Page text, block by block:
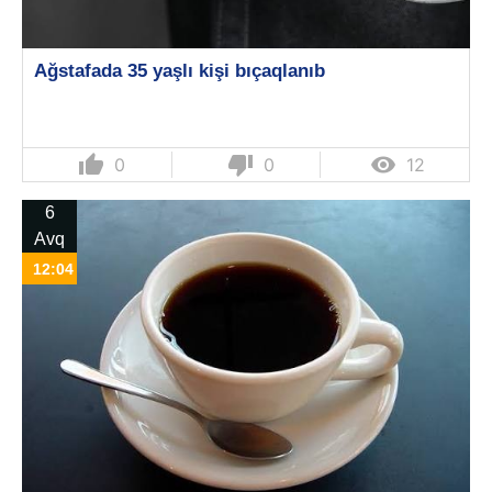
Ağstafada 35 yaşlı kişi bıçaqlanıb
thumb_up 0 thumb_down 0  12
6
Avq
12:04